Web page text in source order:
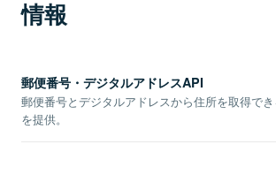
情報
郵便番号・デジタルアドレスAPI
郵便番号とデジタルアドレスから住所を取得で
を提供。